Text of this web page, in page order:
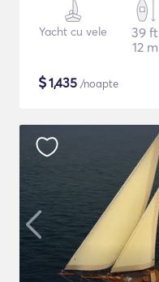
Yacht cu vele
39 ft
12 m
$1,435 /noapte